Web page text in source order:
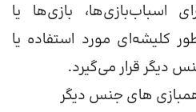
اسباب‌بازی‌ها، بازی‌ها یا
کلیشه‌ای مورد استفاده یا
دیگر قرار می‌گیرد.